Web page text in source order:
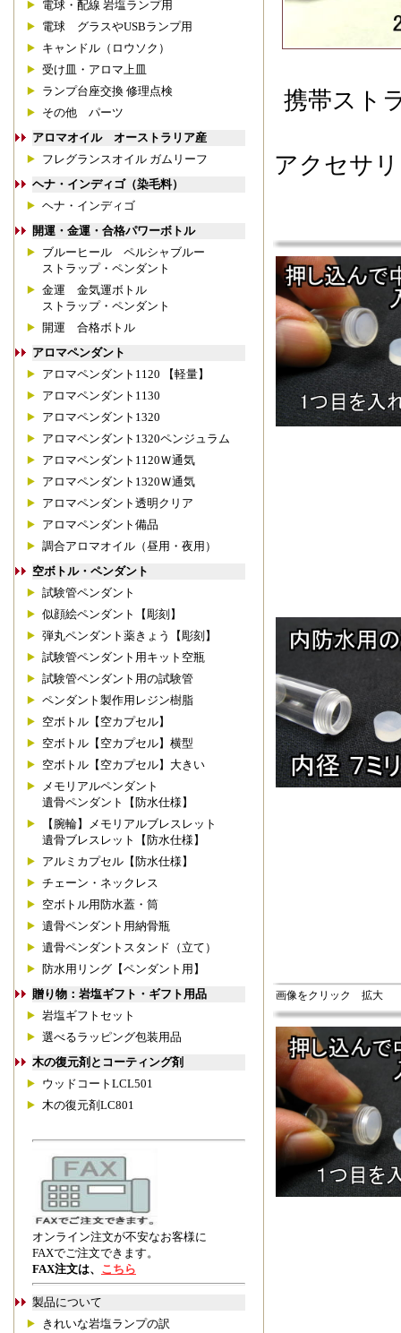
電球・配線 岩塩ランプ用
電球 グラスやUSBランプ用
キャンドル（ロウソク）
受け皿・アロマ上皿
ランプ台座交換 修理点検
その他 パーツ
アロマオイル オーストラリア産
フレグランスオイル ガムリーフ
ヘナ・インディゴ（染毛料）
ヘナ・インディゴ
開運・金運・合格パワーボトル
ブルーヒール ペルシャブルー
ストラップ・ペンダント
金運 金気運ボトル
ストラップ・ペンダント
開運 合格ボトル
アロマペンダント
アロマペンダント1120 【軽量】
アロマペンダント1130
アロマペンダント1320
アロマペンダント1320ペンジュラム
アロマペンダント1120Ｗ通気
アロマペンダント1320Ｗ通気
アロマペンダント透明クリア
アロマペンダント備品
調合アロマオイル（昼用・夜用）
空ボトル・ペンダント
試験管ペンダント
似顔絵ペンダント【彫刻】
弾丸ペンダント薬きょう【彫刻】
試験管ペンダント用キット空瓶
試験管ペンダント用の試験管
ペンダント製作用レジン樹脂
空ボトル【空カプセル】
空ボトル【空カプセル】横型
空ボトル【空カプセル】大きい
メモリアルペンダント
遺骨ペンダント【防水仕様】
【腕輪】メモリアルブレスレット
遺骨ブレスレット【防水仕様】
アルミカプセル【防水仕様】
チェーン・ネックレス
空ボトル用防水蓋・筒
遺骨ペンダント用納骨瓶
遺骨ペンダントスタンド（立て）
防水用リング【ペンダント用】
贈り物：岩塩ギフト・ギフト用品
岩塩ギフトセット
選べるラッピング包装用品
木の復元剤とコーティング剤
ウッドコートLCL501
木の復元剤LC801
オンライン注文が不安なお客様に
FAXでご注文できます。
FAX注文は、 こちら
製品について
きれいな岩塩ランプの訳
携帯スト
アクセサ
画像をクリック 拡大